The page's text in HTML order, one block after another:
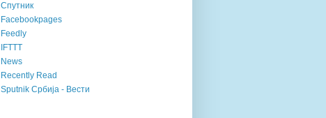
Спутник
Facebookpages
Feedly
IFTTT
News
Recently Read
Sputnik Србија - Вести